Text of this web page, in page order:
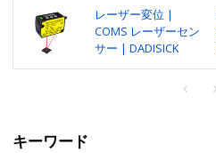
レーザー変位 |
COMS レーザーセン
サー | DADISICK
キーワード